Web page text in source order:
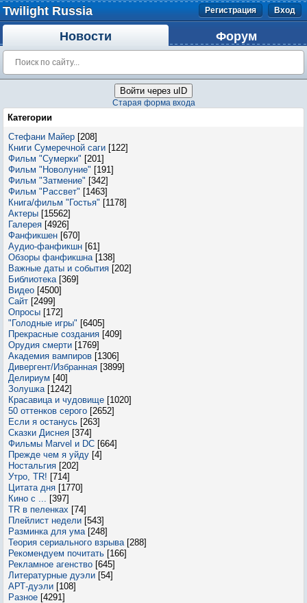
Twilight Russia Регистрация Вход
Новости Форум
Войти через uID
Старая форма входа
Категории
Стефани Майер [208]
Книги Сумеречной саги [122]
Фильм "Сумерки" [201]
Фильм "Новолуние" [191]
Фильм "Затмение" [342]
Фильм "Рассвет" [1463]
Книга/фильм "Гостья" [1178]
Актеры [15562]
Галерея [4926]
Фанфикшен [670]
Аудио-фанфикшн [61]
Обзоры фанфикшна [138]
Важные даты и события [202]
Библиотека [369]
Видео [4500]
Сайт [2499]
Опросы [172]
"Голодные игры" [6405]
Прекрасные создания [409]
Орудия смерти [1769]
Академия вампиров [1306]
Дивергент/Избранная [3899]
Делириум [40]
Золушка [1242]
Красавица и чудовище [1020]
50 оттенков серого [2652]
Если я останусь [263]
Сказки Диснея [374]
Фильмы Marvel и DC [664]
Прежде чем я уйду [4]
Ностальгия [202]
Утро, TR! [714]
Цитата дня [1770]
Кино с ... [397]
TR в пеленках [74]
Плейлист недели [543]
Разминка для ума [248]
Теория сериального взрыва [288]
Рекомендуем почитать [166]
Рекламное агенство [645]
Литературные дуэли [54]
АРТ-дуэли [108]
Разное [4291]